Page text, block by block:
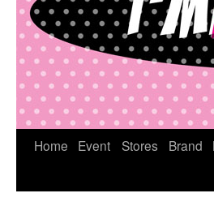
VaiHome Event Stores Brand